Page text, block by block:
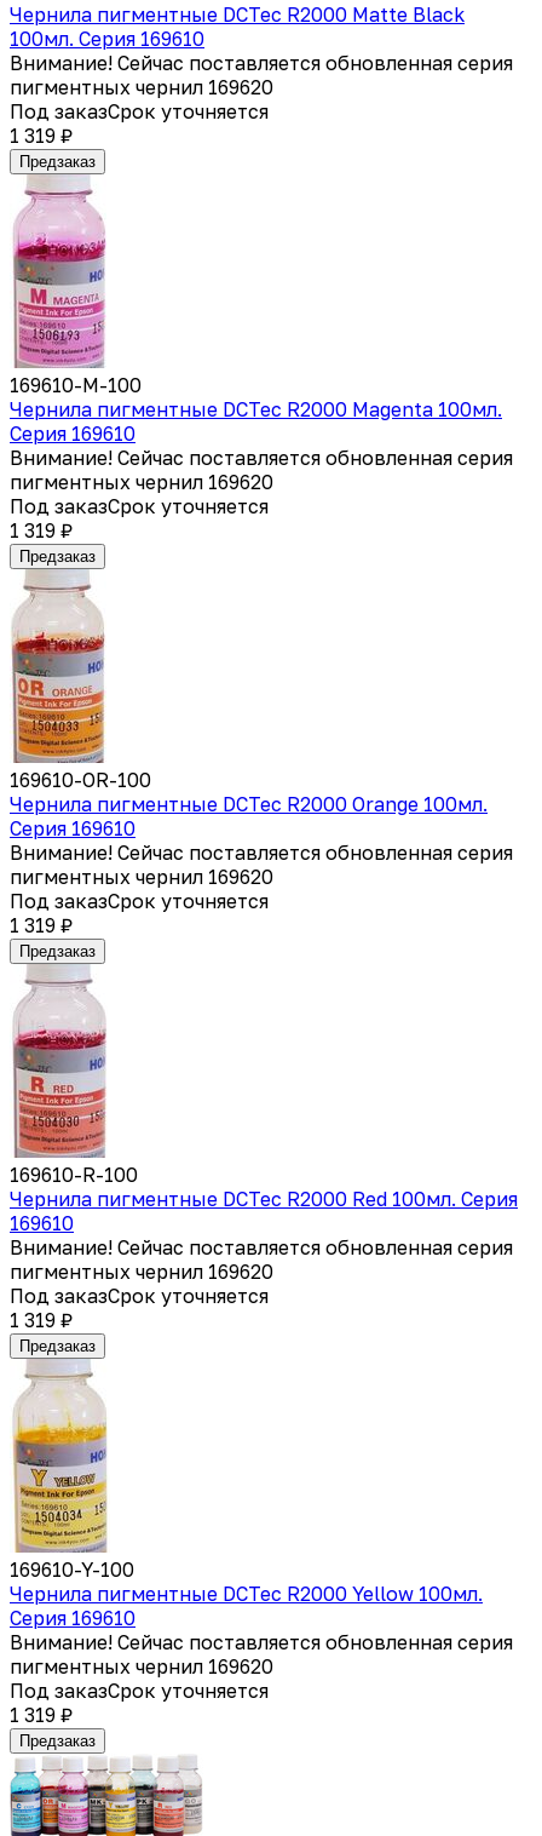
Чернила пигментные DCTec R2000 Matte Black
100мл. Серия 169610
Внимание! Сейчас поставляется обновленная серия
пигментных чернил 169620
Под заказСрок уточняется
1 319 ₽
Предзаказ
169610-M-100
Чернила пигментные DCTec R2000 Magenta 100мл.
Серия 169610
Внимание! Сейчас поставляется обновленная серия
пигментных чернил 169620
Под заказСрок уточняется
1 319 ₽
Предзаказ
169610-OR-100
Чернила пигментные DCTec R2000 Orange 100мл.
Серия 169610
Внимание! Сейчас поставляется обновленная серия
пигментных чернил 169620
Под заказСрок уточняется
1 319 ₽
Предзаказ
169610-R-100
Чернила пигментные DCTec R2000 Red 100мл. Серия
169610
Внимание! Сейчас поставляется обновленная серия
пигментных чернил 169620
Под заказСрок уточняется
1 319 ₽
Предзаказ
169610-Y-100
Чернила пигментные DCTec R2000 Yellow 100мл.
Серия 169610
Внимание! Сейчас поставляется обновленная серия
пигментных чернил 169620
Под заказСрок уточняется
1 319 ₽
Предзаказ